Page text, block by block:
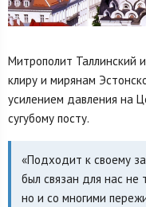
Митрополит Таллинский
клиру и мирянам
усилением давления на
сугубому посту.
«Подходит к своему
был связан для нас не
но и со многими